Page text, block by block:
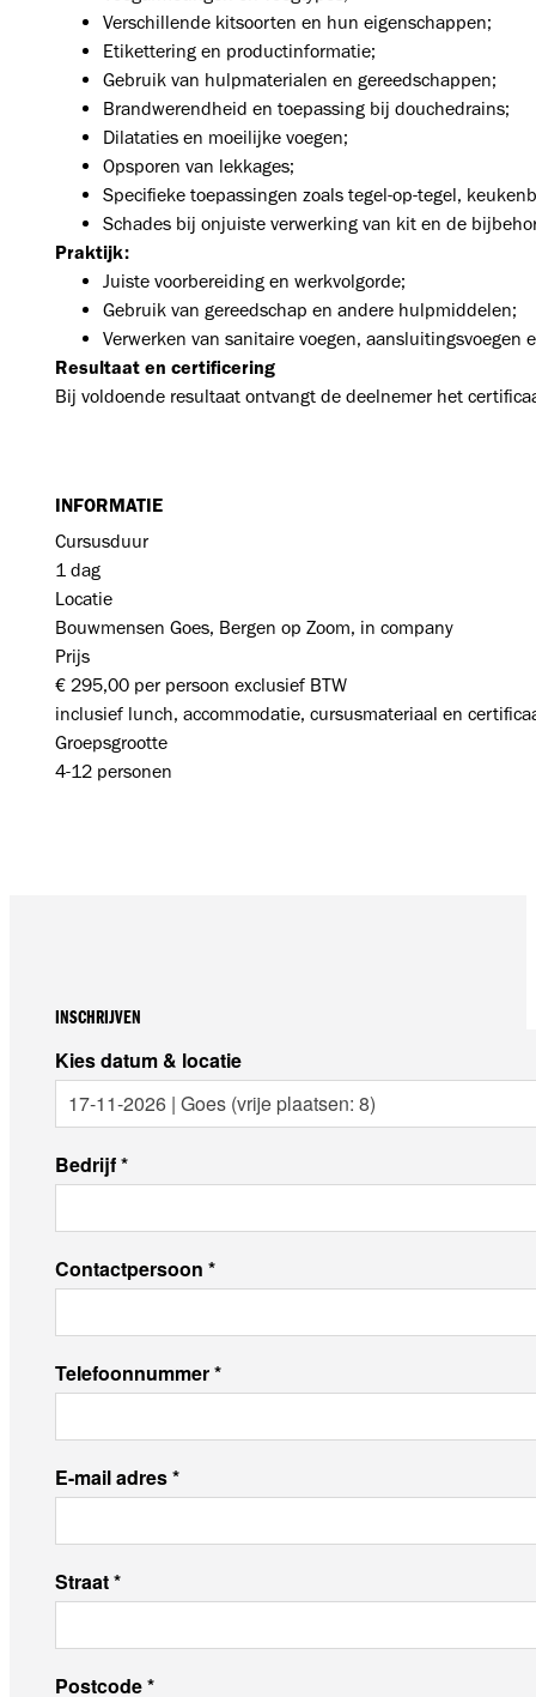
Verschillende kitsoorten en hun eigenschappen;
Etikettering en productinformatie;
Gebruik van hulpmaterialen en gereedschappen;
Brandwerendheid en toepassing bij douchedrains;
Dilataties en moeilijke voegen;
Opsporen van lekkages;
Specifieke toepassingen zoals tegel-op-tegel,
Schades bij onjuiste verwerking van kit en de
Praktijk:
Juiste voorbereiding en werkvolgorde;
Gebruik van gereedschap en andere hulpmiddelen;
Verwerken van sanitaire voegen, aansluitingsvoegen
Resultaat en certificering
Bij voldoende resultaat ontvangt de deelnemer het
INFORMATIE
Cursusduur
1 dag
Locatie
Bouwmensen Goes, Bergen op Zoom, in company
Prijs
€ 295,00 per persoon exclusief BTW
inclusief lunch, accommodatie, cursusmateriaal en
Groepsgrootte
4-12 personen
INSCHRIJVEN